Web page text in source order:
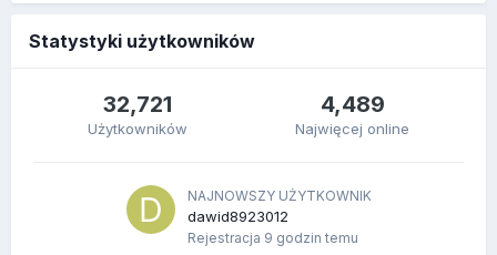
Statystyki użytkowników
32,721
Użytkowników
4,489
Najwięcej online
NAJNOWSZY UŻYTKOWNIK
dawid8923012
Rejestracja 9 godzin temu